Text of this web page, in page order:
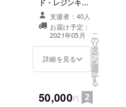
ド・レジンキー
ホルダー）
支援者：40人
お届け予定：
2021年05月
詳細を見る
こ
の
リ
タ
ー
ン
を
選
択
す
る
50,000円